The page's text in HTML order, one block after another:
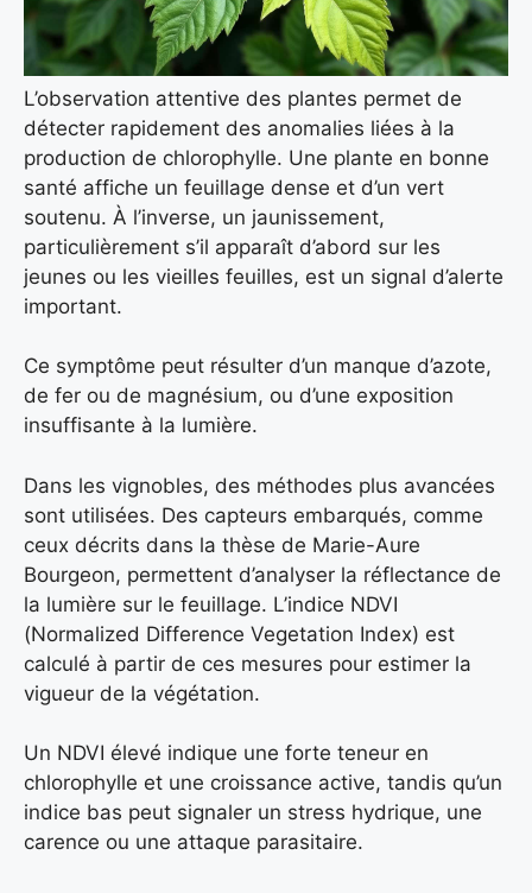
L’observation attentive des plantes permet de
détecter rapidement des anomalies liées à la
production de chlorophylle. Une plante en bonne
santé affiche un feuillage dense et d’un vert
soutenu. À l’inverse, un jaunissement,
particulièrement s’il apparaît d’abord sur les
jeunes ou les vieilles feuilles, est un signal d’alerte
important.
Ce symptôme peut résulter d’un manque d’azote,
de fer ou de magnésium, ou d’une exposition
insuffisante à la lumière.
Dans les vignobles, des méthodes plus avancées
sont utilisées. Des capteurs embarqués, comme
ceux décrits dans la thèse de Marie-Aure
Bourgeon, permettent d’analyser la réflectance de
la lumière sur le feuillage. L’indice NDVI
(Normalized Difference Vegetation Index) est
calculé à partir de ces mesures pour estimer la
vigueur de la végétation.
Un NDVI élevé indique une forte teneur en
chlorophylle et une croissance active, tandis qu’un
indice bas peut signaler un stress hydrique, une
carence ou une attaque parasitaire.